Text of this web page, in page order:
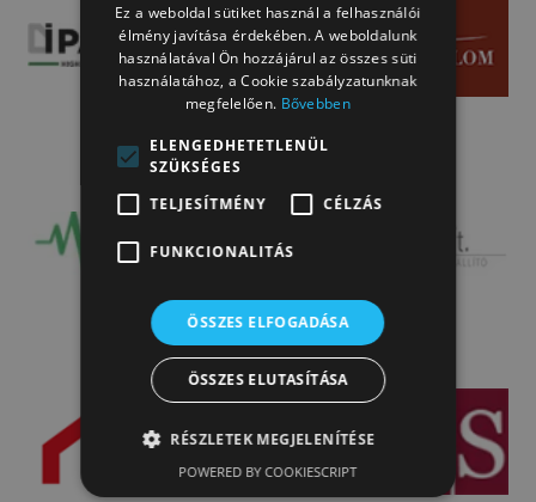
HUNGARIAN
Ez a weboldal sütiket használ a felhasználói
élmény javítása érdekében. A weboldalunk
használatával Ön hozzájárul az összes süti
használatához, a Cookie szabályzatunknak
megfelelően. Bővebben
ELENGEDHETETLENÜL
SZÜKSÉGES
TELJESÍTMÉNY
CÉLZÁS
FUNKCIONALITÁS
ÖSSZES ELFOGADÁSA
ÖSSZES ELUTASÍTÁSA
RÉSZLETEK MEGJELENÍTÉSE
POWERED BY COOKIESCRIPT